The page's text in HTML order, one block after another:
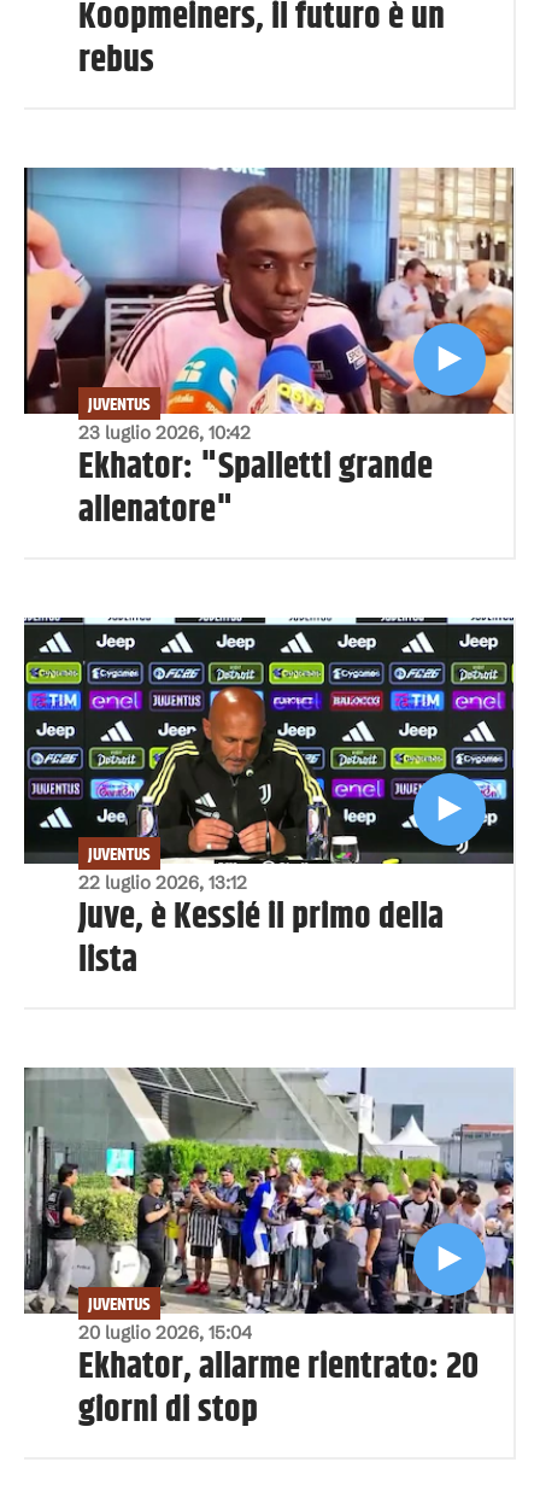
Koopmeiners, il futuro è un
rebus
23 luglio 2026, 10:42
JUVENTUS
Ekhator: "Spalletti grande
allenatore"
22 luglio 2026, 13:12
JUVENTUS
Juve, è Kessié il primo della
lista
20 luglio 2026, 15:04
JUVENTUS
Ekhator, allarme rientrato: 20
giorni di stop